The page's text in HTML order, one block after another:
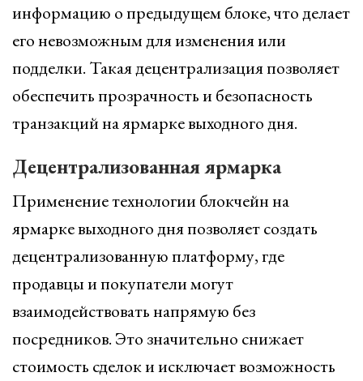
информацию о предыдущем блоке, что делает
его невозможным для изменения или
подделки. Такая децентрализация позволяет
обеспечить прозрачность и безопасность
транзакций на ярмарке выходного дня.
Децентрализованная ярмарка
Применение технологии блокчейн на
ярмарке выходного дня позволяет создать
децентрализованную платформу, где
продавцы и покупатели могут
взаимодействовать напрямую без
посредников. Это значительно снижает
стоимость сделок и исключает возможность